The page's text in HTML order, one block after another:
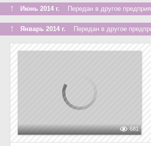
↑ Июнь 2014 г. Передан в другое
↑ Январь 2014 г. Передан в другое
681